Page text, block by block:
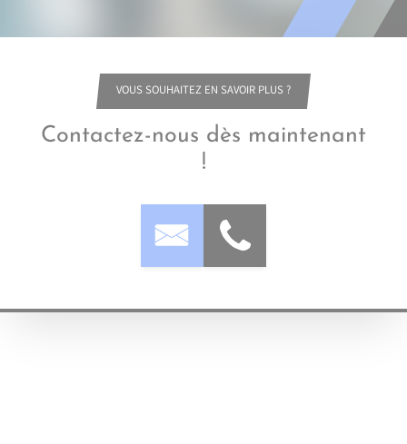
VOUS SOUHAITEZ EN SAVOIR PLUS ?
Contactez-nous dès maintenant
!